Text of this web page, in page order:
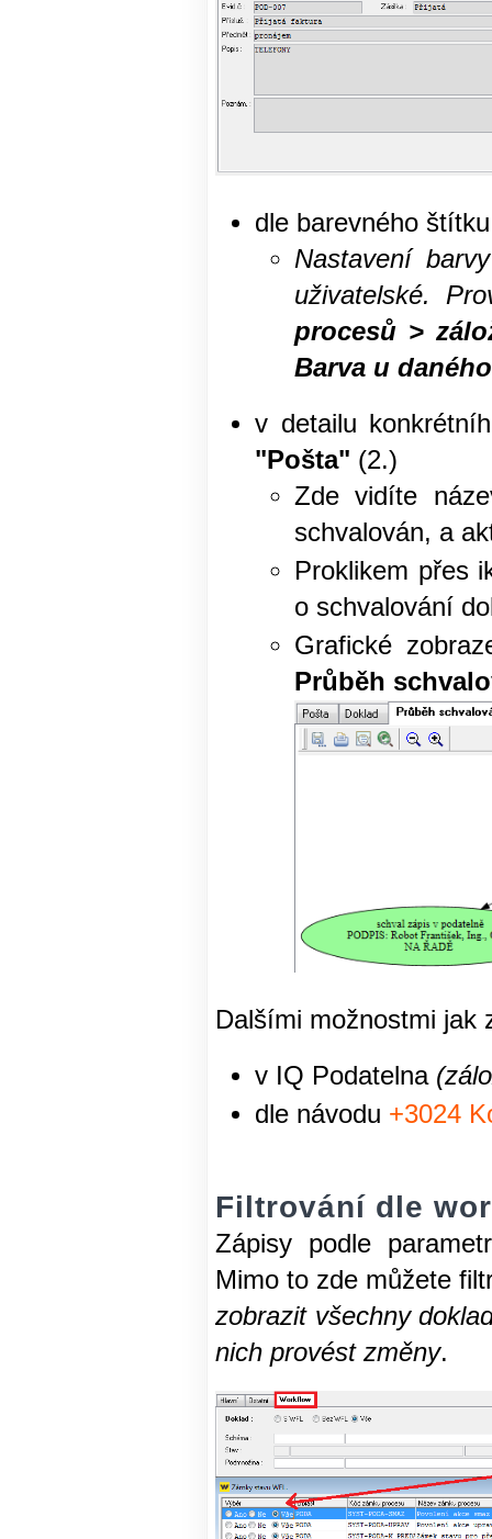
dle barevného
Nastavení
uživatelské.
procesů >
Barva u
v detailu
"Pošta" (2.)
Zde vidíte
schvalován, a
Proklikem přes
o schvalování
Grafické
Průběh
Dalšími možnostmi
v IQ Podatelna
dle návodu +3024
Filtrování dle
Zápisy podle
Mimo to zde můžete
zobrazit všechny
nich provést změny.